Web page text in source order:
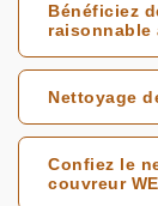
Bénéficiez
raisonnable
Nettoyage
Confiez le
couvreur